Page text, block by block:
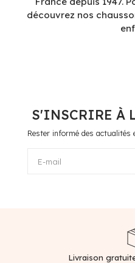
découvrez nos
S'INSCRIRE À
Rester informé des
E-mail
Livraison